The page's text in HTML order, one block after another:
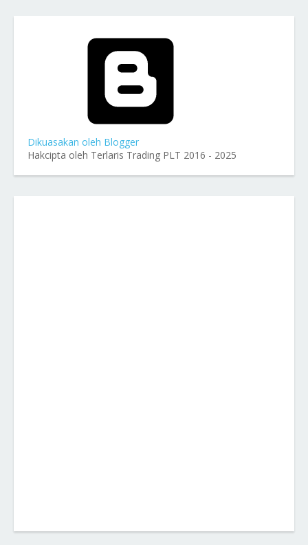
Dikuasakan oleh Blogger
Hakcipta oleh Terlaris Trading PLT 2016 - 2025